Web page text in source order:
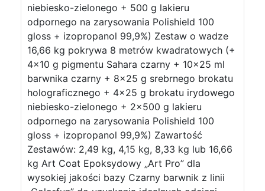
niebiesko-zielonego + 500 g lakieru
odpornego na zarysowania Polishield 100
gloss + izopropanol 99,9%) Zestaw o wadze
16,66 kg pokrywa 8 metrów kwadratowych (+
4×10 g pigmentu Sahara czarny + 10×25 ml
barwnika czarny + 8×25 g srebrnego brokatu
holograficznego + 4×25 g brokatu irydowego
niebiesko-zielonego + 2×500 g lakieru
odpornego na zarysowania Polishield 100
gloss + izopropanol 99,9%) Zawartość
Zestawów: 2,49 kg, 4,15 kg, 8,33 kg lub 16,66
kg Art Coat Epoksydowy „Art Pro” dla
wysokiej jakości bazy Czarny barwnik z linii